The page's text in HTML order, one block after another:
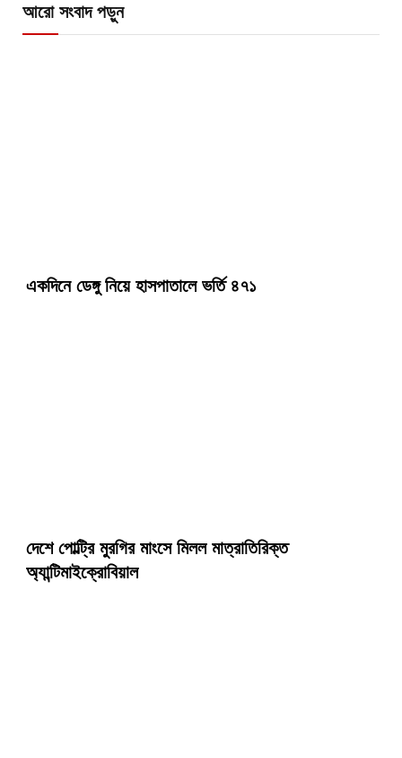
আরো সংবাদ পড়ুন
একদিনে ডেঙ্গু নিয়ে হাসপাতালে ভর্তি ৪৭১
দেশে পোল্ট্রি মুরগির মাংসে মিলল মাত্রাতিরিক্ত
অ্যান্টিমাইক্রোবিয়াল